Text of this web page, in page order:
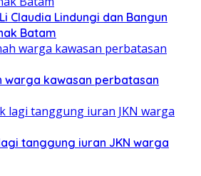
Claudia Lindungi dan Bangun
Batam
warga kawasan perbatasan
tanggung iuran JKN warga